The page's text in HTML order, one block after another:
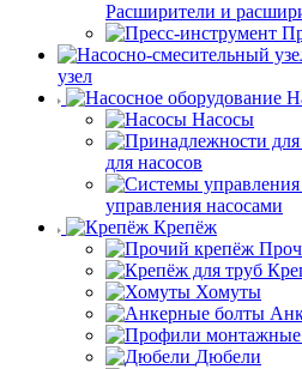
Расширители и
узел
Насосы
для насосов
управления насосами
Крепёж
Хомуты
Дюбели